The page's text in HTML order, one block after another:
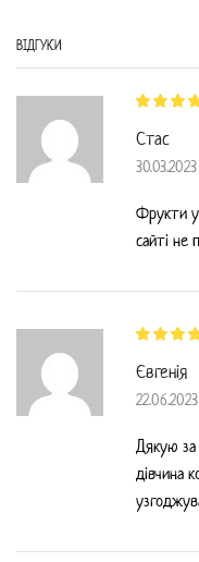
ВIДГУКИ
Стас
30.03.2023
Фрукти у
сайті не
Євгенія
22.06.2023
Дякую за
дівчина